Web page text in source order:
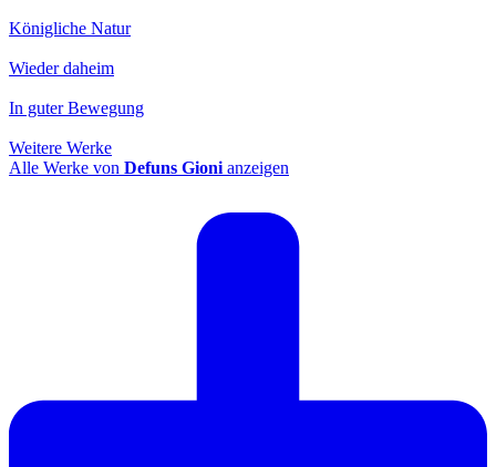
Königliche Natur
Wieder daheim
In guter Bewegung
Weitere Werke
Alle Werke von Defuns Gioni anzeigen